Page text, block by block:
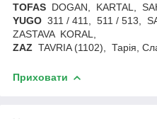
TOFAS DOGAN, KARTAL,
YUGO 311 / 411, 511 / 513,
ZASTAVA KORAL,
ZAZ TAVRIA (1102), Тарія,
Приховати